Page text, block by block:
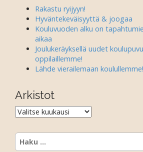
Rakastu ryijyyn!
Hyväntekeväisyyttä & joogaa
Kouluvuoden alku on
aikaa
Joulukeräyksellä uudet
oppilaillemme!
Lähde vierailemaan koulullemme!
Arkistot
Arkistot
Haku: